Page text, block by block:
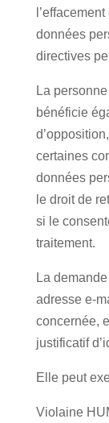
données
directives
La
bénéficie
certaines
données
le droit de
si le
traitement.
La
adresse e-
concernée,
justificatif
Elle peut
Violaine